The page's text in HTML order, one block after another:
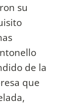
su
de la
que